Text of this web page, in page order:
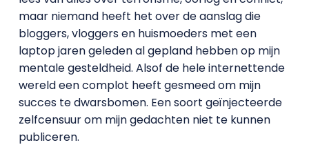
maar niemand heeft het over de aanslag die
bloggers, vloggers en huismoeders met een
laptop jaren geleden al gepland hebben op mijn
mentale gesteldheid. Alsof de hele internettende
wereld een complot heeft gesmeed om mijn
succes te dwarsbomen. Een soort geïnjecteerde
zelfcensuur om mijn gedachten niet te kunnen
publiceren.